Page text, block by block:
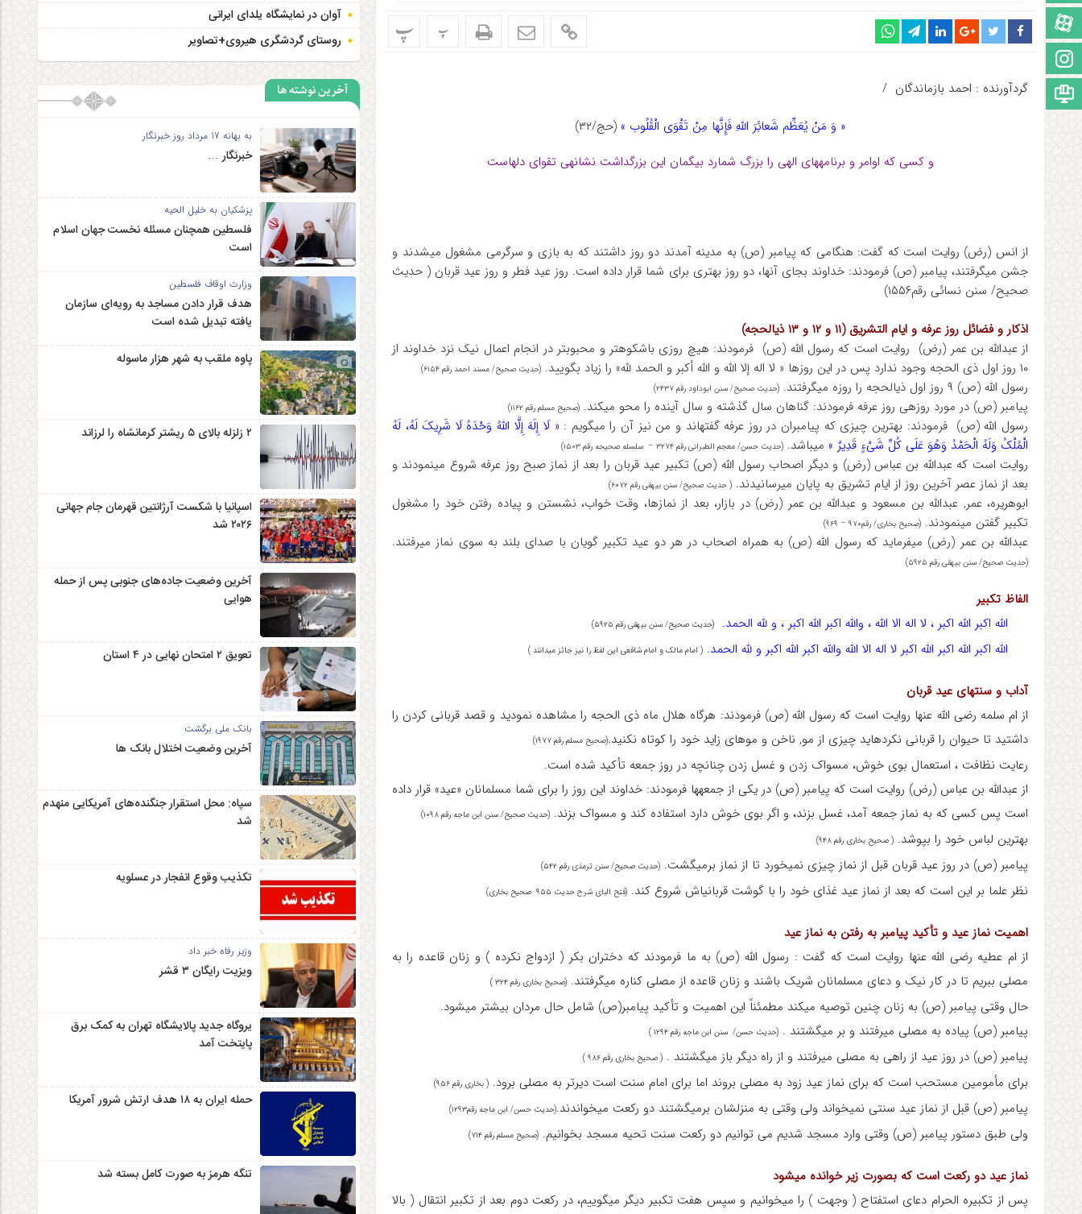
آپارات
مجوز سایت
پ پ
گردآورنده : احمد بازماندگان /
« وَ مَنْ یُعَظِّم شَعائِرَ اللهِ فَإِنَّها مِنْ تَقْوَی الْقُلُوب » (حج/۳۲)
و کسی که اوامر و برنامه‎های الهی را بزرگ شمارد بیگمان این بزرگداشت نشانه‎ی تقوای دلهاست
از انس (رض) روایت است که گفت: هنگامی که پیامبر (ص) به مدینه آمدند دو روز داشتند که به بازی و سرگرمی مشغول می‎شدند و
جشن می‎گرفتند، پیامبر (ص) فرمودند: خداوند بجای آنها، دو روز بهتری برای شما قرار داده است. روز عید فطر و روز عید قربان ( حدیث
صحیح/ سنن نسائی رقم۱۵۵۶)
اذکار و فضائل روز عرفه و ایام التشریق (۱۱ و ۱۲ و ۱۳ ذی‎الحجه)‎
از عبدالله بن عمر (رض) روایت است که رسول الله (ص) فرمودند: هیچ روزی باشکوه‎تر و محبوبتر در انجام اعمال نیک نزد خداوند از
۱۰ روز اول ذی الحجه وجود ندارد پس در این روزها « لا اله إلا الله و الله أکبر و الحمد لله» را زیاد بگویید.
(حدیث صحیح/ مسند احمد رقم ۶۱۵۴)
رسول الله (ص) ۹ روز اول ذی‎الحجه را روزه می‎گرفتند. (حدیث صحیح/ سنن ابوداود رقم ۲۴۳۷)
پیامبر (ص) در مورد روزه‎ی روز عرفه فرمودند: گناهان سال گذشته و سال آینده را محو می‎کند. (صحیح مسلم رقم ۱۱۶۲)
رسول الله (ص) فرمودند: بهترین چیزی که پیامبران در روز عرفه گفته‎اند و من نیز آن را می‎گویم :
« لَا إِلَهَ إِلَّا اللَّهُ وَحْدَهُ لَا شَرِیکَ لَهُ، لَهُ
الْمُلْکُ وَلَهُ الْحَمْدُ وَهُوَ عَلَى کُلِّ شَیْءٍ قَدِیرٌ » می‎باشد. (حدیث حسن/ معجم الطبرانی رقم ۳۲۷۴ – سلسله صحیحه رقم ۱۵۰۳)
روایت است که عبدالله بن عباس (رض) و دیگر اصحاب رسول الله (ص) تکبیر عید قربان را بعد از نماز صبح روز عرفه شروع می‎نمودند و
بعد از نماز عصر آخرین روز از ایام تشریق به پایان می‎رسانیدند.
( حدیث صحیح/ سنن بیهقی رقم ۶۰۷۲)
ابوهریره، عمر, عبدالله بن مسعود و عبدالله بن عمر (رض) در بازار، بعد از نمازها، وقت خواب، نشستن و پیاده رفتن خود را مشغول
تکبیر گفتن ‎می‎نمودند.
(صحیح بخاری/ رقم۹۷۰ – ۹۶۹)
عبدالله بن عمر (رض) می‎فرماید که رسول الله (ص) به همراه اصحاب در هر دو عید تکبیر گویان با صدای بلند به سوی نماز می‎رفتند.
(حدیث صحیح/ سنن بیهقی رقم ۵۹۲۵)
الفاظ تکبیر
الله اکبر الله اکبر ، لا اله الا الله ، والله اکبر الله اکبر ، و لله الحمد.
(حدیث صحیح/ سنن بیهقی رقم ۵۹۲۵)
الله اکبر الله اکبر الله اکبر لا اله الا الله والله اکبر الله اکبر و لله الحمد. ( امام مالک و امام شافعی این لفظ را نیز جائز می‎دانند )
آداب و سنتهای عید قربان
از ام سلمه رضی الله عنها روایت است که رسول الله (ص) فرمودند: هرگاه هلال ماه ذی الحجه را مشاهده نمودید و قصد قربانی کردن را
داشتید تا حیوان را قربانی نکرده‎اید چیزی از مو‍‍‍‍‍‍‍‏, ناخن و موهای زاید خود را کوتاه نکنید.
(صحیح مسلم رقم ۱۹۷۷)
رعایت نظافت ، استعمال بوی خوش، مسواک زدن و غسل زدن چنانچه در روز جمعه تأکید شده است.
از عبدالله بن عباس (رض) روایت است که پیامبر (ص) در یکی از جمعه‎ها فرمودند: خداوند این روز را برای شما مسلمانان «عید» قرار داده
است پس کسی که به نماز جمعه آمد، غسل بزند، و اگر بوی خوش دارد استفاده کند و مسواک بزند. (حدیث صحیح/ سنن ابن ماجه رقم ۱۰۹۸)
بهترین لباس خود را بپوشد. ( صحیح بخاری رقم ۹۴۸)
پیامبر (ص) در روز عید قربان قبل از نماز چیزی نمی‎خورد تا از نماز برمی‎گشت. (حدیث صحیح/ سنن ترمذی رقم ۵۴۲)
نظر علما بر این است که بعد از نماز عید غذای خود را با گوشت قربانی‎اش شروع کند. (فتح البای شرح حدیث ۹۵۵ صحیح بخاری)
اهمیت نماز عید و تأکید پیامبر به رفتن به نماز عید
از ام عطیه رضی الله عنها روایت است که گفت : رسول الله (ص) به ما فرمودند که دختران بکر ( ازدواج نکرده ) و زنان قاعده را به
مصلی ببریم تا در کار نیک و دعای مسلمانان شریک باشند و زنان قاعده از مصلی کناره می‎گرفتند.
(صحیح بخاری رقم ۳۲۴ )
حال وقتی پیامبر (ص) به زنان چنین توصیه می‎کند مطمئناً این اهمیت و تأکید پیامبر(ص) شامل حال مردان بیشتر می‎شود.
پیامبر (ص) پیاده به مصلی می‎رفتند و بر می‎گشتند .
(حدیث حسن/ سنن ابن ماجه رقم ۱۲۹۴ )
پیامبر (ص) در روز عید از راهی به مصلی می‎رفتند و از راه دیگر باز می‎گشتند . ( صحیح بخاری رقم ۹۸۶ )
برای مأمومین مستحب است که برای نماز عید زود به مصلی بروند اما برای امام سنت است دیرتر به مصلی برود. ( بخاری رقم ۹۵۶)
پیامبر (ص) قبل از نماز عید سنتی نمی‎خواند ولی وقتی به منزلشان برمی‎گشتند دو رکعت می‎خواندند. (حدیث حسن/ ابن ماجه رقم۱۲۹۳)
ولی طبق دستور پیامبر (ص) وقتی وارد مسجد شدیم می توانیم دو رکعت سنت تحیه مسجد بخوانیم. (صحیح مسلم رقم ۷۱۴)
نماز عید دو رکعت است که بصورت زیر خوانده می‎شود
پس از تکبیره الحرام دعای استفتاح ( وجهت ) را می‎خوانیم و سپس هفت تکبیر دیگر می‎گوییم، در رکعت دوم بعد از تکبیر انتقال ( بالا
آوان در نمایشگاه یلدای ایرانی
روستای گردشگری هیروی+تصاویر
آخرین نوشته ها
به بهانه 17 مرداد روز خبرنگار
خبرنگار …
پزشکیان به خلیل الحیه
فلسطین همچنان مسئله نخست جهان اسلام
است
وزارت اوقاف فلسطین
هدف قرار دادن مساجد به رویه‌ای سازمان‌
یافته تبدیل شده است
پاوه ملقب به شهر هزار ماسوله
۲ زلزله‌ بالای ۵ ریشتر کرمانشاه را لرزاند
اسپانیا با شکست آرژانتین قهرمان جام جهانی
۲۰۲۶ شد
آخرین وضعیت جاده‌های جنوبی پس از حمله
هوایی
تعویق ۲ امتحان نهایی در ۴ استان
بانک ملی برگشت
آخرین وضعیت اختلال بانک ها
سپاه: محل استقرار جنگنده‌های آمریکایی منهدم
شد
تکذیب وقوع انفجار در عسلویه
وزیر رفاه خبر داد
ویزیت رایگان ۳ قشر
یروگاه جدید پالایشگاه تهران به کمک برق
پایتخت آمد
حمله ایران به ۱۸ هدف ارتش شرور آمریکا
تنگه هرمز به صورت کامل بسته شد